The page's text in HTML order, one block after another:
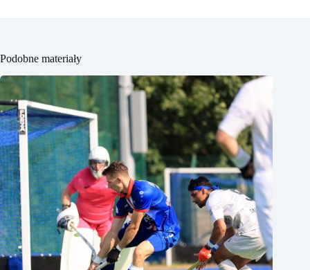
Podobne materiały